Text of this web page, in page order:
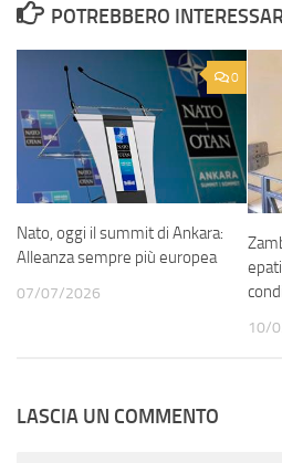
POTREBBERO
0
Nato, oggi il summit di Ankara:
Alleanza sempre più europea
07/07/2026
10/
LASCIA UN COMMENTO